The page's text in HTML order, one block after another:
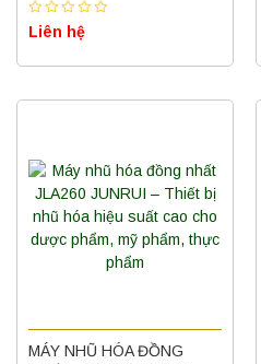
Liên hệ
MÁY NHŨ HÓA ĐỒNG